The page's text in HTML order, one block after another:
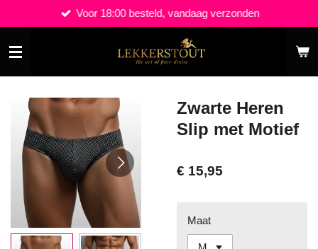
direct
naar
de
hoofdinhoud
Voor 18:00 besteld, vandaag verzonden
Zwarte Heren
Slip met Motief
€ 15,95
Maat